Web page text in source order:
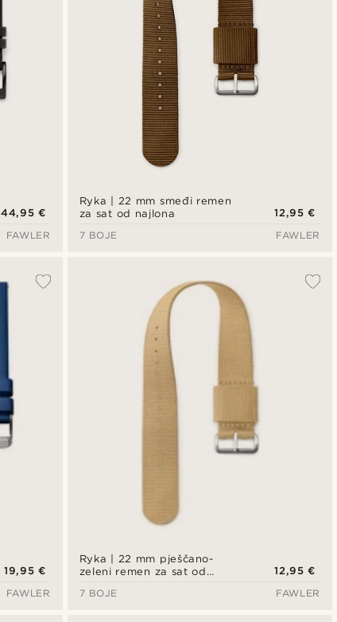
44,95 €
FAWLER
Ryka | 22 mm smeđi remen
za sat od najlona
12,95 €
7 BOJE
FAWLER
19,95 €
FAWLER
Ryka | 22 mm pješčano-
zeleni remen za sat od
12,95 €
7 BOJE
FAWLER